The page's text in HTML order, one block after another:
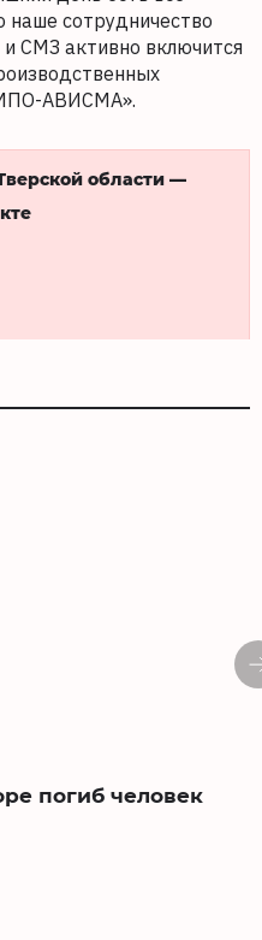
наше сотрудничество
СМЗ активно включится
АВИСМА».
области —
погиб человек